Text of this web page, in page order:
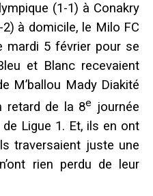
(1-1) à Conakry
à domicile, le Milo FC
mardi 5 février pour se
et Blanc recevaient
M’ballou Mady Diakité
retard de la 8e
journée
Ligue 1. Et, ils en ont
traversaient juste une
rien perdu de leur